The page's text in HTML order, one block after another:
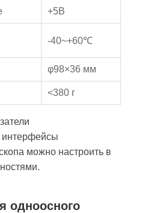
+5В
-40~+60℃
φ98×36 мм
<380 г
интерфейсы
можно настроить в
одноосного